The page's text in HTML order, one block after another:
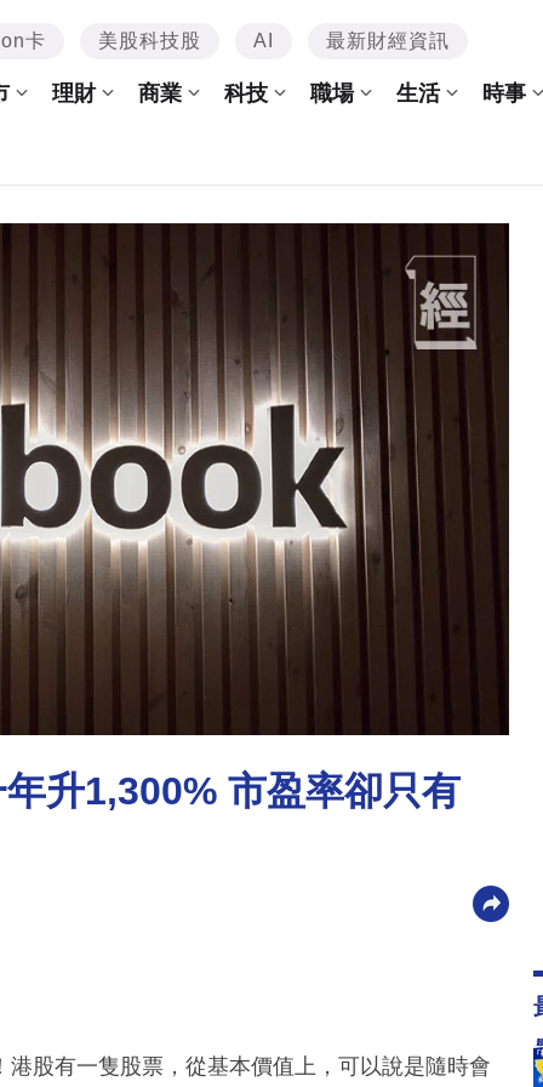
卡 美股科技股 AI 最新財經資訊
理財 商業 科技 職場 生活 時事
升1,300% 市盈率卻只有
股有一隻股票，從基本價值上，可以說是隨時會